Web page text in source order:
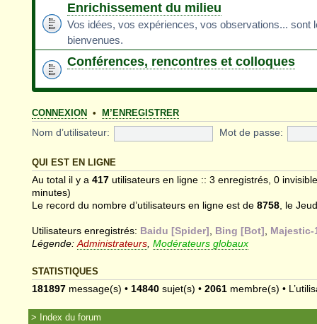
Enrichissement du milieu
Vos idées, vos expériences, vos observations... sont
bienvenues.
Conférences, rencontres et colloques
CONNEXION • M’ENREGISTRER
Nom d’utilisateur: Mot de passe:
QUI EST EN LIGNE
Au total il y a 417 utilisateurs en ligne :: 3 enregistrés, 0
minutes)
Le record du nombre d’utilisateurs en ligne est de 8758 , le
Utilisateurs enregistrés: Baidu [Spider] Bing [Bot]
Légende: Administrateurs Modérateurs globaux
STATISTIQUES
181897 message(s) • 14840 sujet(s) • 2061 membre(s) •
Index du forum